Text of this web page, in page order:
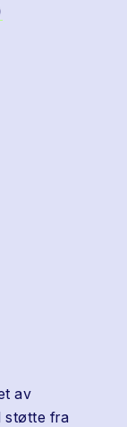
av
støtte fra